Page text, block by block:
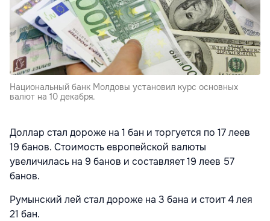
Национальный банк Молдовы установил курс основных
валют на 10 декабря.
Доллар стал дороже на 1 бан и торгуется по 17 леев
19 банов. Стоимость европейской валюты
увеличилась на 9 банов и составляет 19 леев 57
банов.
Румынский лей стал дороже на 3 бана и стоит 4 лея
21 бан.